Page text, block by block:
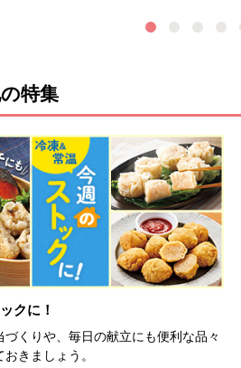
特集
クに！
づくりや、毎日の献立にも便利な品々
きましょう。